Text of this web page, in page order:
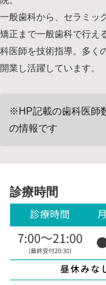
一般歯科から、セラミッ
矯正まで一般歯科で行え
科医師を技術指導。多く
開業し活躍しています。
※HP記載の歯科医師
の情報です
診療時間